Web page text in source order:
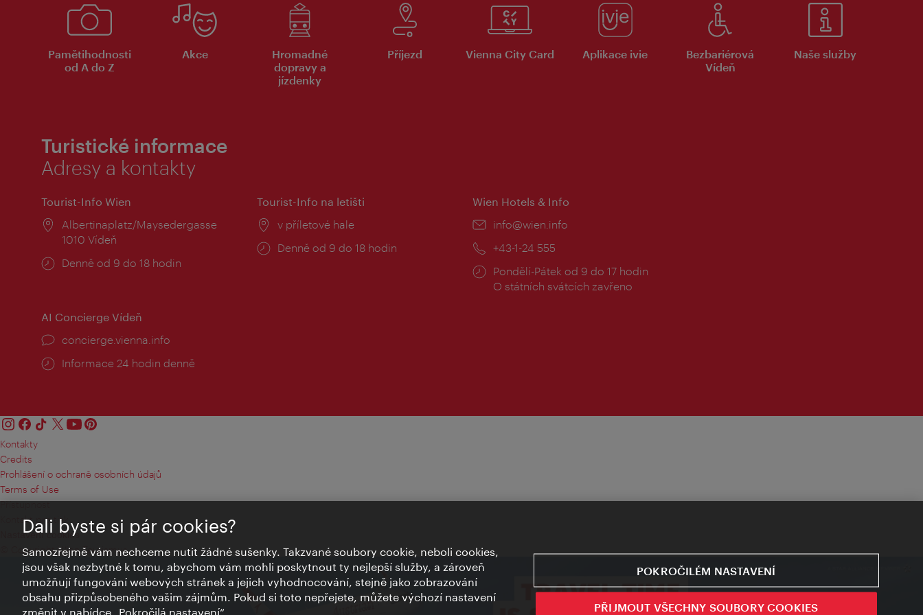
Pamětihodnosti
od A do Z
Akce
Hromadné
dopravy a
jízdenky
Příjezd Vienna City Card Aplikace ivie
Bezbariérová
Vídeň
Naše služby
Turistické informace
Adresy a kontakty
Tourist-Info Wien
Místo:
Albertinaplatz/Maysedergasse
1010 Vídeň
Provozní
Denně od 9 do 18 hodin
Tourist-Info na letišti
Místo:
v příletové hale
Provozní
Denně od 9 do 18 hodin
Wien Hotels & Info
E-
info@wien.info
Telefon:
+43-1-24 555
Provozní
doba:
Pondělí-Pátek od 9 do 17 hodin
O státních svátcích zavřeno
AI Concierge Vídeň
concierge.vienna.info
Informace 24 hodin denně
Kontakty
Credits
Prohlášení o ochraně osobních údajů
Terms of Use
Přístupnost
Kontakt pro tisk
Nastavení cookies
© Copyright Wien Tourismus
Dali byste si pár cookies?
Samozřejmě vám nechceme nutit žádné sušenky. Takzvané soubory cookie, neboli cookies,
jsou však nezbytné k tomu, abychom vám mohli poskytnout ty nejlepší služby, a zároveň
umožňují fungování webových stránek a jejich vyhodnocování, stejně jako zobrazování
obsahu přizpůsobeného vašim zájmům. Pokud si toto nepřejete, můžete výchozí nastavení
změnit v nabídce „Pokročilá nastavení“.
POKROČILÉM NASTAVENÍ
PŘIJMOUT VŠECHNY SOUBORY COOKIES